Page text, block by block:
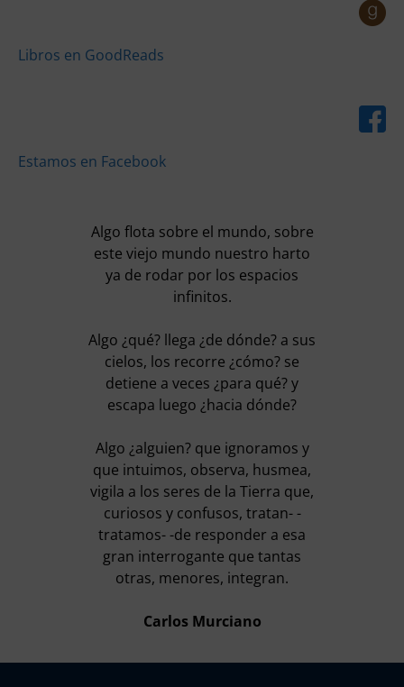
Libros en GoodReads
Estamos en Facebook
Algo flota sobre el mundo, sobre
este viejo mundo nuestro harto
ya de rodar por los espacios
infinitos.
Algo ¿qué? llega ¿de dónde? a sus
cielos, los recorre ¿cómo? se
detiene a veces ¿para qué? y
escapa luego ¿hacia dónde?
Algo ¿alguien? que ignoramos y
que intuimos, observa, husmea,
vigila a los seres de la Tierra que,
curiosos y confusos, tratan- -
tratamos- -de responder a esa
gran interrogante que tantas
otras, menores, integran.
Carlos Murciano